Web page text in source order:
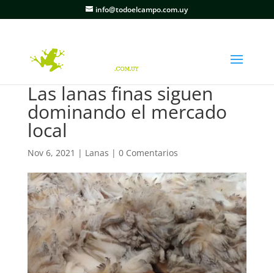
info@todoelcampo.com.uy
Las lanas finas siguen
dominando el mercado
local
Nov 6, 2021 | Lanas | 0 Comentarios